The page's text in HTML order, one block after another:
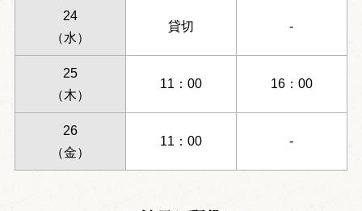
24
（水）
貸切 -
25
（木）
11：00 16：00
26
（金）
11：00 -